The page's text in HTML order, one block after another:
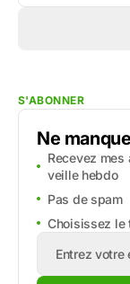
S'ABONNER
Ne
Recevez
veille hebdo
Pas de spam
Choisissez le